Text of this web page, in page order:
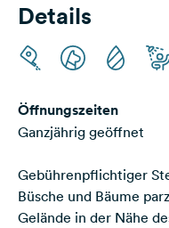
Folge
uns
Social
Media
Instagram
Details
Öffnungszeiten
Ganzjährig geöffnet
Gebührenpflichtiger
Büsche und Bäume
Gelände in der Nähe